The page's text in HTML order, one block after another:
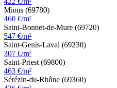
Mions (69780)
460 €/m²
Saint-Bonnet-de-Mure (69720)
547 €/m²
Saint-Genis-Laval (69230)
307 €/m²
Saint-Priest (69800)
463 €/m²
Sérézin-du-Rhône (69360)